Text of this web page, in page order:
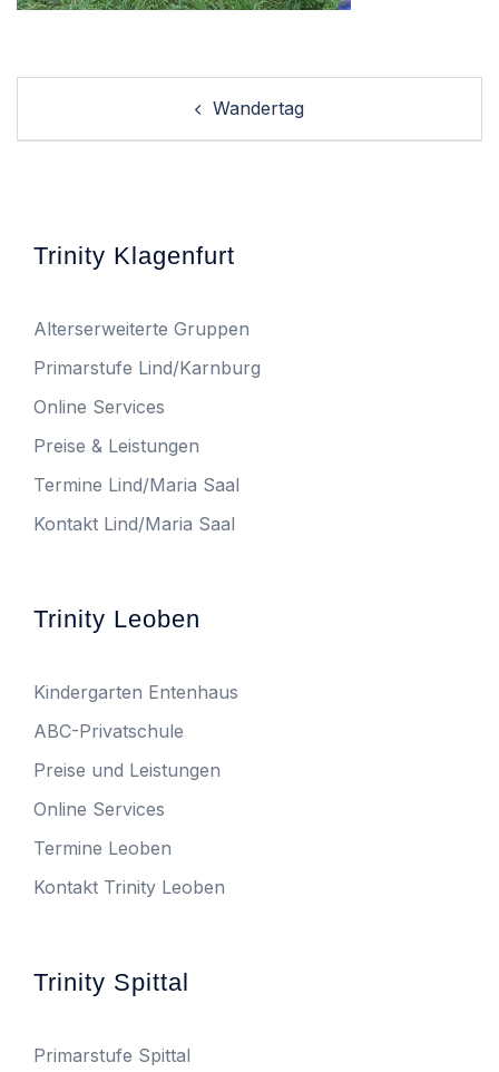
Wandertag
Trinity Klagenfurt
Alterserweiterte Gruppen
Primarstufe Lind/Karnburg
Online Services
Preise & Leistungen
Termine Lind/Maria Saal
Kontakt Lind/Maria Saal
Trinity Leoben
Kindergarten Entenhaus
ABC-Privatschule
Preise und Leistungen
Online Services
Termine Leoben
Kontakt Trinity Leoben
Trinity Spittal
Primarstufe Spittal